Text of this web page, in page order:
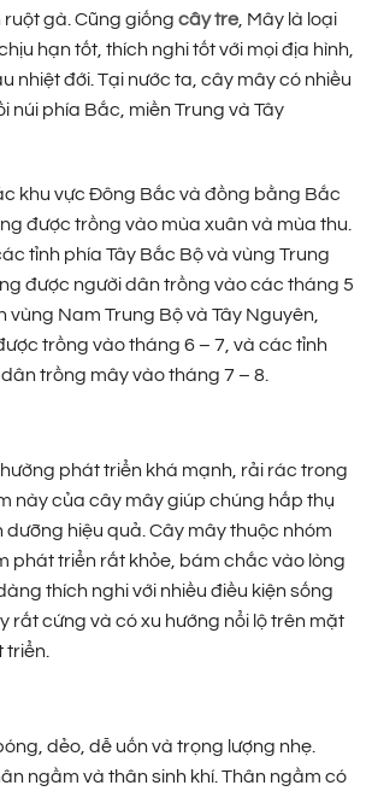
ruột gà. Cũng giống cây tre , Mây là loại
hạn tốt, thích nghi tốt với mọi địa hình,
nhiệt đới. Tại nước ta, cây mây có nhiều
núi phía Bắc, miền Trung và Tây
khu vực Đông Bắc và đồng bằng Bắc
được trồng vào mùa xuân và mùa thu.
tỉnh phía Tây Bắc Bộ và vùng Trung
được người dân trồng vào các tháng 5
vùng Nam Trung Bộ và Tây Nguyên,
trồng vào tháng 6 – 7, và các tỉnh
trồng mây vào tháng 7 – 8.
phát triển khá mạnh, rải rác trong
này của cây mây giúp chúng hấp thụ
dưỡng hiệu quả. Cây mây thuộc nhóm
phát triển rất khỏe, bám chắc vào lòng
thích nghi với nhiều điều kiện sống
rất cứng và có xu hướng nổi lộ trên mặt
dẻo, dễ uốn và trọng lượng nhẹ.
ngầm và thân sinh khí. Thân ngầm có